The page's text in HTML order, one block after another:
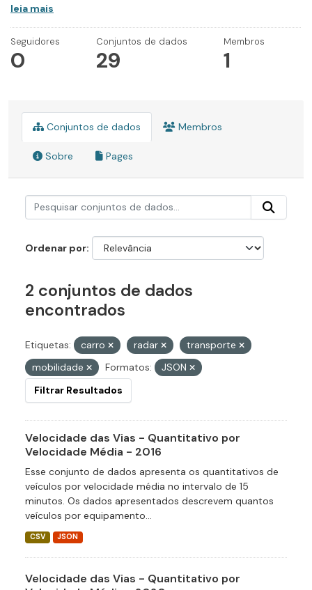
leia mais
Seguidores
0
Conjuntos de dados
29
Membros
1
Conjuntos de dados Membros
Sobre Pages
Ordenar por
2 conjuntos de dados
encontrados
Etiquetas: carro radar
transporte
mobilidade
Formatos:
JSON
Filtrar Resultados
Velocidade das Vias - Quantitativo por
Velocidade Média - 2016
Esse conjunto de dados apresenta os quantitativos de
veículos por velocidade média no intervalo de 15
minutos. Os dados apresentados descrevem quantos
veículos por equipamento...
CSV JSON
Velocidade das Vias - Quantitativo por